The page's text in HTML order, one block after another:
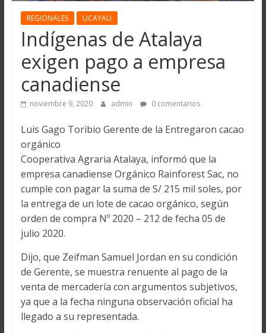
REGIONALES UCAYALI
Indígenas de Atalaya
exigen pago a empresa
canadiense
noviembre 9, 2020 admin 0 comentarios
Luis Gago Toribio Gerente de la Entregaron cacao
orgánico
Cooperativa Agraria Atalaya, informó que la
empresa canadiense Orgánico Rainforest Sac, no
cumple con pagar la suma de S/ 215 mil soles, por
la entrega de un lote de cacao orgánico, según
orden de compra Nº 2020 – 212 de fecha 05 de
julio 2020.
Dijo, que Zeifman Samuel Jordan en su condición
de Gerente, se muestra renuente al pago de la
venta de mercadería con argumentos subjetivos,
ya que a la fecha ninguna observación oficial ha
llegado a su representada.